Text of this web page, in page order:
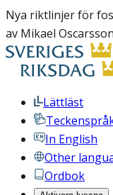
Nya riktlinjer för
av Mikael
Lättläst
In English
Other
Ordbok